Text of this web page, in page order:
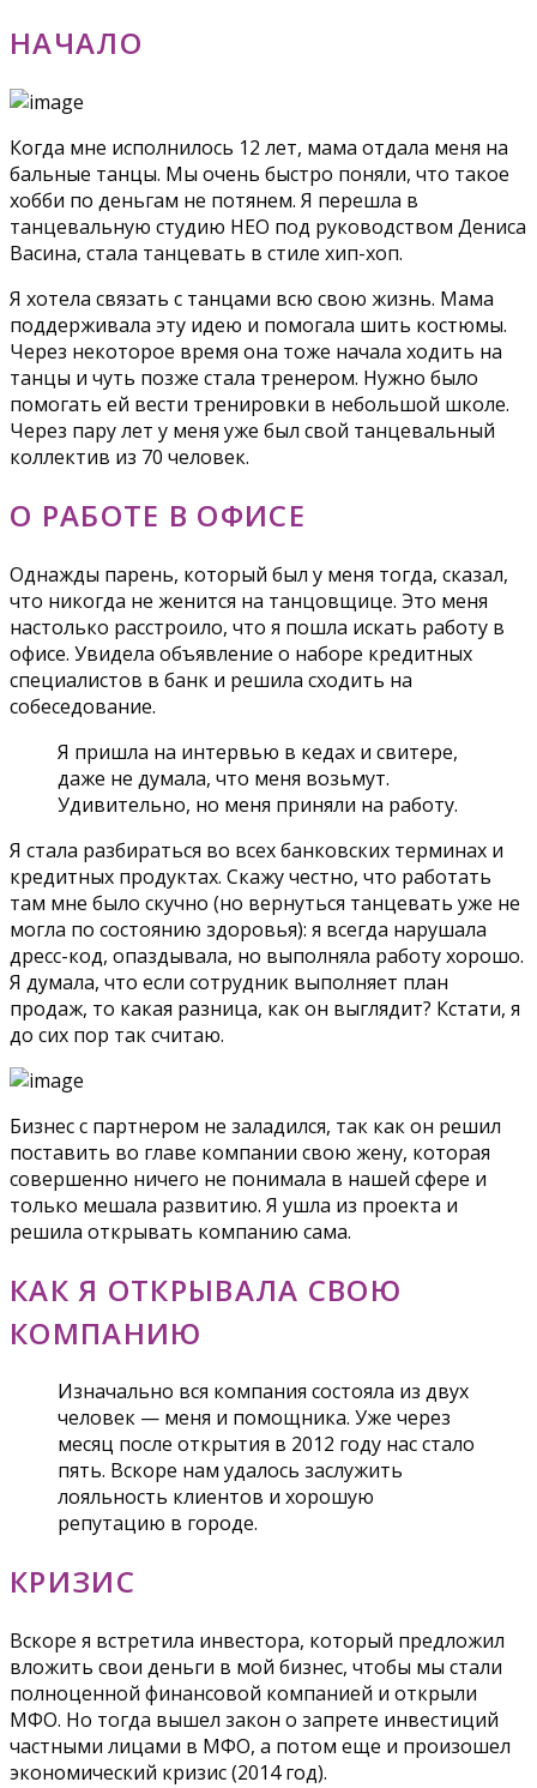
НАЧАЛО
Когда мне исполнилось 12 лет, мама отдала меня на
бальные танцы. Мы очень быстро поняли, что такое
хобби по деньгам не потянем. Я перешла в
танцевальную студию НЕО под руководством Дениса
Васина, стала танцевать в стиле хип-хоп.
Я хотела связать с танцами всю свою жизнь. Мама
поддерживала эту идею и помогала шить костюмы.
Через некоторое время она тоже начала ходить на
танцы и чуть позже стала тренером. Нужно было
помогать ей вести тренировки в небольшой школе.
Через пару лет у меня уже был свой танцевальный
коллектив из 70 человек.
О РАБОТЕ В ОФИСЕ
Однажды парень, который был у меня тогда, сказал,
что никогда не женится на танцовщице. Это меня
настолько расстроило, что я пошла искать работу в
офисе. Увидела объявление о наборе кредитных
специалистов в банк и решила сходить на
собеседование.
Я пришла на интервью в кедах и свитере,
даже не думала, что меня возьмут.
Удивительно, но меня приняли на работу.
Я стала разбираться во всех банковских терминах и
кредитных продуктах. Скажу честно, что работать
там мне было скучно (но вернуться танцевать уже не
могла по состоянию здоровья): я всегда нарушала
дресс-код, опаздывала, но выполняла работу хорошо.
Я думала, что если сотрудник выполняет план
продаж, то какая разница, как он выглядит? Кстати, я
до сих пор так считаю.
Бизнес с партнером не заладился, так как он решил
поставить во главе компании свою жену, которая
совершенно ничего не понимала в нашей сфере и
только мешала развитию. Я ушла из проекта и
решила открывать компанию сама.
КАК Я ОТКРЫВАЛА СВОЮ
КОМПАНИЮ
Изначально вся компания состояла из двух
человек — меня и помощника. Уже через
месяц после открытия в 2012 году нас стало
пять. Вскоре нам удалось заслужить
лояльность клиентов и хорошую
репутацию в городе.
КРИЗИС
Вскоре я встретила инвестора, который предложил
вложить свои деньги в мой бизнес, чтобы мы стали
полноценной финансовой компанией и открыли
МФО. Но тогда вышел закон о запрете инвестиций
частными лицами в МФО, а потом еще и произошел
экономический кризис (2014 год).